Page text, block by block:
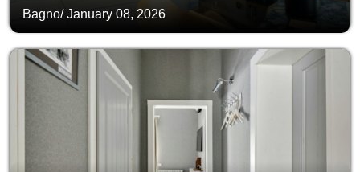
Bagno/January 08, 2026